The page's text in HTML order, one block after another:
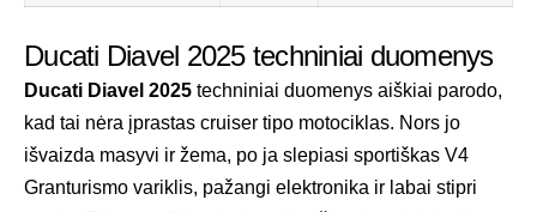
Ducati Diavel 2025 techniniai duomenys
Ducati Diavel 2025 techniniai duomenys aiškiai parodo,
kad tai nėra įprastas cruiser tipo motociklas. Nors jo
išvaizda masyvi ir žema, po ja slepiasi sportiškas V4
Granturismo variklis, pažangi elektronika ir labai stipri